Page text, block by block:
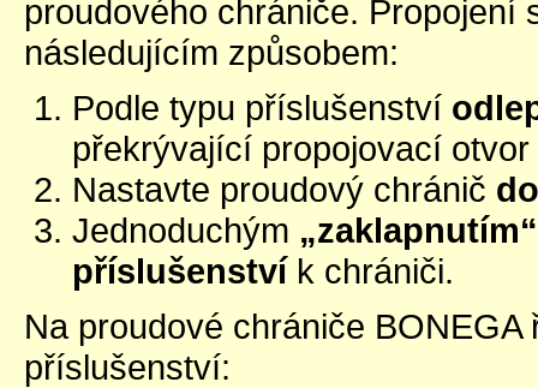
proudového chrániče.
následujícím způsobem:
Podle typu příslušenství
překrývající propojovací
Nastavte proudový chránič
Jednoduchým „zaklapnutím“
příslušenstvík chrániči.
Na proudové chrániče
příslušenství: